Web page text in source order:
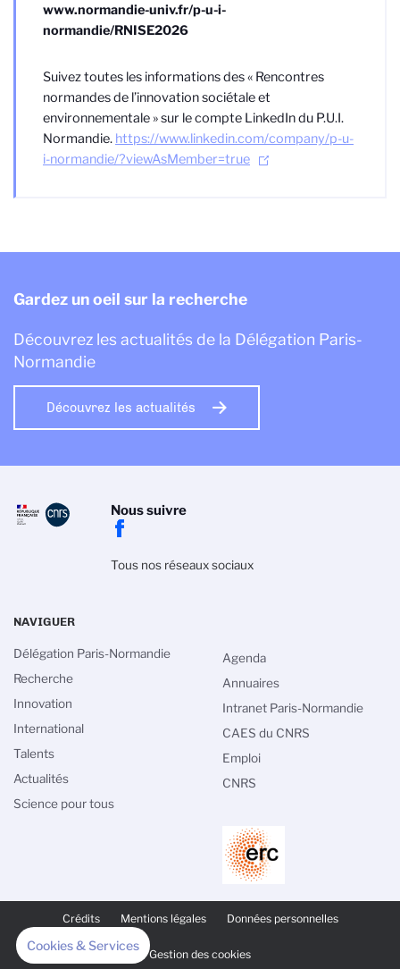
Cookies & Services
www.normandie-univ.fr/p-u-i-
normandie/RNISE2026
Suivez toutes les informations des « Rencontres
normandes de l’innovation sociétale et
environnementale » sur le compte LinkedIn du P.U.I.
Normandie. https://www.linkedin.com/company/p-u-
i-normandie/?viewAsMember=true
Gardez un oeil sur la recherche
Découvrez les actualités de la Délégation Paris-
Normandie
Découvrez les actualités
Nous suivre
Tous nos réseaux sociaux
PIED
PAGE
SECONDAIRE
Crédits Mentions légales Données personnelles
Gestion des cookies
NAVIGUER
Délégation Paris-Normandie
Recherche
Innovation
International
Talents
Actualités
Science pour tous
Agenda
Annuaires
Intranet Paris-Normandie
CAES du CNRS
Emploi
CNRS